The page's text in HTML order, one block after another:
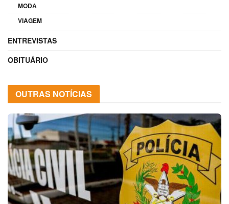
MODA
VIAGEM
ENTREVISTAS
OBITUÁRIO
OUTRAS NOTÍCIAS